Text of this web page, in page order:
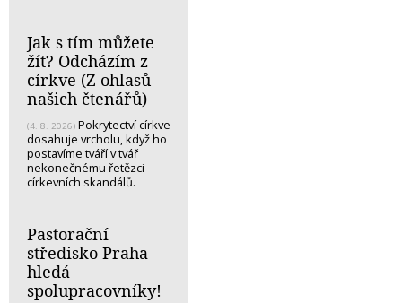
Jak s tím můžete
žít? Odcházím z
církve (Z ohlasů
našich čtenářů)
(4. 8. 2026) Pokrytectví církve
dosahuje vrcholu, když ho
postavíme tváří v tvář
nekonečnému řetězci
církevních skandálů.
Pastorační
středisko Praha
hledá
spolupracovníky!